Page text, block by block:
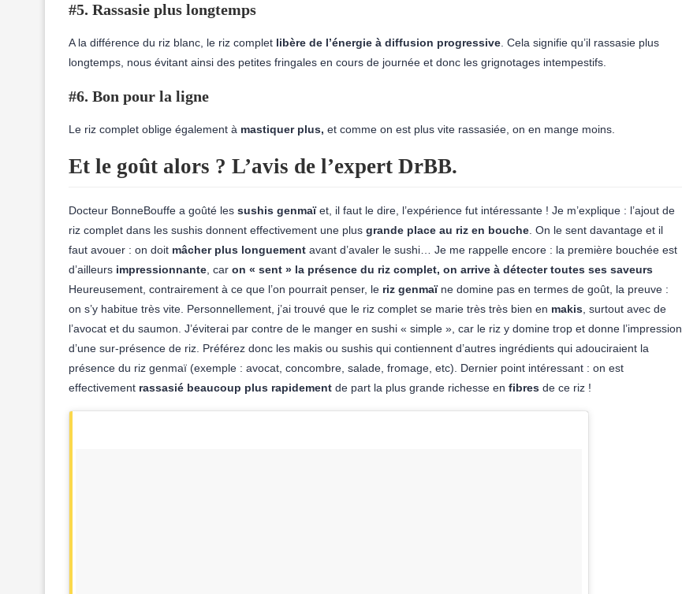
#5. Rassasie plus longtemps
A la différence du riz blanc, le riz complet libère de l’énergie à diffusion progressive . Cela signifie qu’il rassasie plus
longtemps, nous évitant ainsi des petites fringales en cours de journée et donc les grignotages intempestifs.
#6. Bon pour la ligne
Le riz complet oblige également à mastiquer plus, et comme on est plus vite rassasiée, on en mange moins.
Et le goût alors ? L’avis de l’expert DrBB.
Docteur BonneBouffe a goûté les sushis genmaïet, il faut le dire, l’expérience fut intéressante ! Je m’explique : l’ajout de
riz complet dans les sushis donnent effectivement une plus grande place au riz en bouche . On le sent davantage et il
faut avouer : on doit mâcher plus longuement avant d’avaler le sushi… Je me rappelle encore : la première bouchée est
d’ailleurs impressionnante , car on « sent » la présence du riz complet, on arrive à détecter toutes ses saveurs
Heureusement, contrairement à ce que l’on pourrait penser, le riz genmaïne domine pas en termes de goût, la preuve :
on s’y habitue très vite. Personnellement, j’ai trouvé que le riz complet se marie très très bien en makis , surtout avec de
l’avocat et du saumon. J’éviterai par contre de le manger en sushi « simple », car le riz y domine trop et donne l’impression
d’une sur-présence de riz. Préférez donc les makis ou sushis qui contiennent d’autres ingrédients qui adouciraient la
présence du riz genmaï (exemple : avocat, concombre, salade, fromage, etc). Dernier point intéressant : on est
effectivement rassasié beaucoup plus rapidement de part la plus grande richesse en fibres de ce riz !